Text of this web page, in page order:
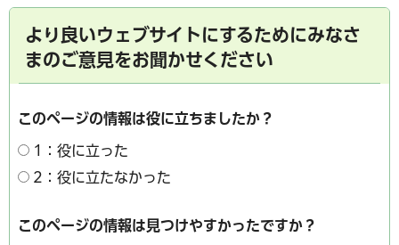
より良いウェブサイトにするためにみなさ
まのご意見をお聞かせください
このページの情報は役に立ちましたか？
1：役に立った
2：役に立たなかった
このページの情報は見つけやすかったですか？